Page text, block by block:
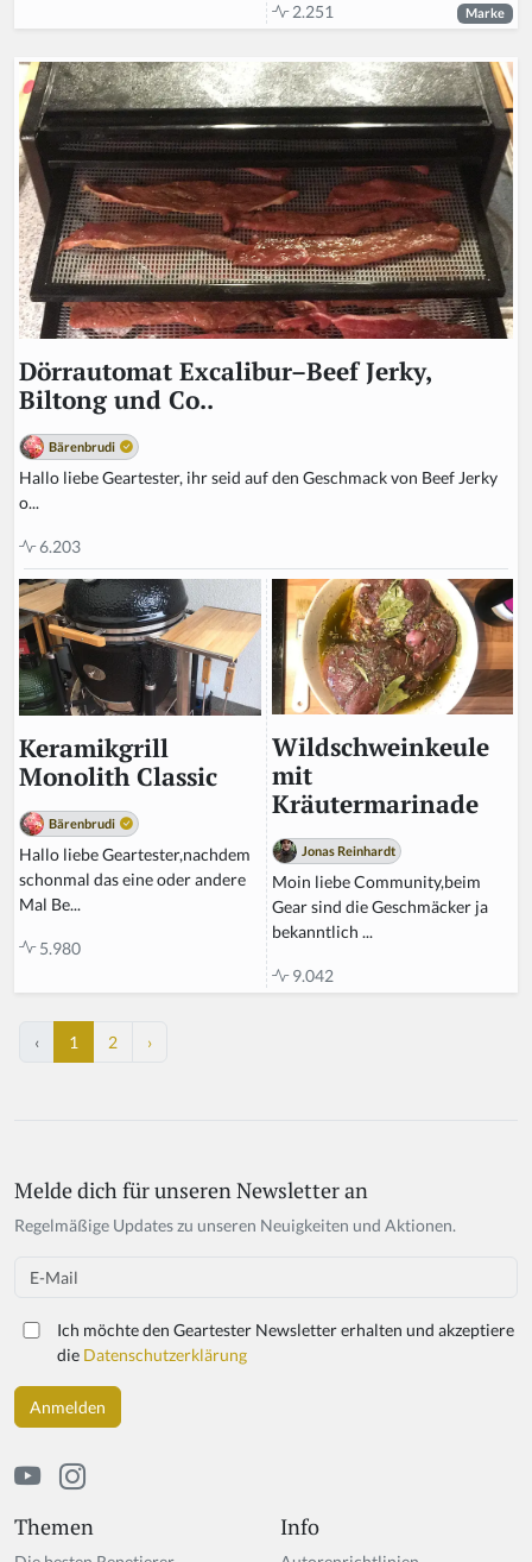
2.251 Marke
Dörrautomat Excalibur–Beef Jerky,
Biltong und Co..
Bärenbrudi
Hallo liebe Geartester, ihr seid auf den Geschmack von Beef Jerky
o...
6.203
Keramikgrill
Monolith Classic
Bärenbrudi
Hallo liebe Geartester,nachdem
schonmal das eine oder andere
Mal Be...
5.980
Wildschweinkeule
mit
Kräutermarinade
Jonas Reinhardt
Moin liebe Community,beim
Gear sind die Geschmäcker ja
bekanntlich ...
9.042
‹ 1 2 ›
Themen Info
If
y
h
a
n,
ig
n
Melde dich für unseren Newsletter an
Regelmäßige Updates zu unseren Neuigkeiten und Aktionen.
Email
Ich möchte den Geartester Newsletter erhalten und akzeptiere
die Datenschutzerklärung